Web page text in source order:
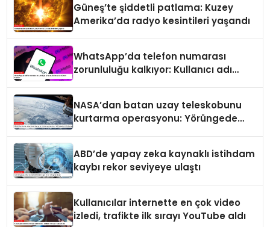
Güneş’te şiddetli patlama: Kuzey
Amerika’da radyo kesintileri yaşandı
WhatsApp’da telefon numarası
zorunluluğu kalkıyor: Kullanıcı adı
NASA’dan batan uzay teleskobunu
kurtarma operasyonu: Yörüngede
ABD’de yapay zeka kaynaklı istihdam
kaybı rekor seviyeye ulaştı
Kullanıcılar internette en çok video
izledi, trafikte ilk sırayı YouTube aldı